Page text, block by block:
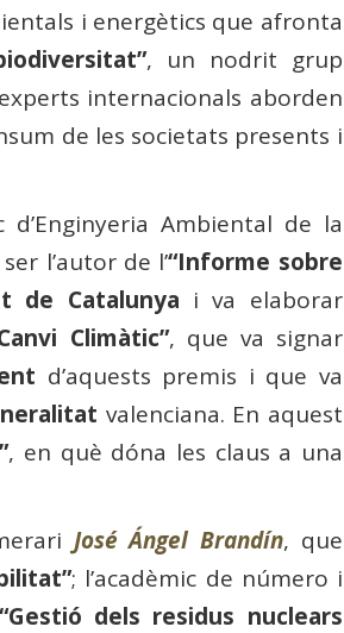
i energètics que afronta
, un nodrit grup
internacionals aborden
de les societats presents i
d’Enginyeria Ambiental de la
l’autor de l’“Informe sobre
de Catalunya i va elaborar
Climàtic”, que va signar
d’aquests premis i que va
valenciana. En aquest
, en què dóna les claus a una
José Ángel Brandín, que
; l’acadèmic de número i
“Gestió dels residus nuclears